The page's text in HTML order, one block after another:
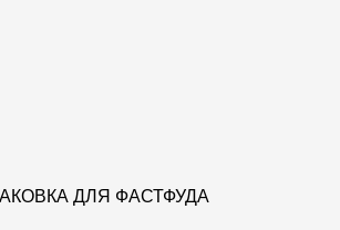
ДЛЯ ФАСТФУДА